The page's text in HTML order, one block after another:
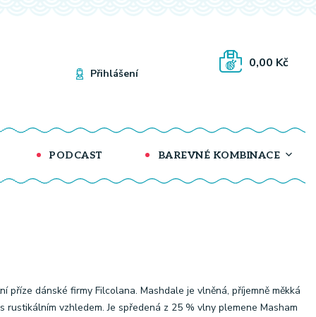
PODCAST BAREVNÉ KOMBINACE
Přihlášení
0,00 Kč
příze dánské firmy Filcolana. Mashdale je vlněná, příjemně měkká
rustikálním vzhledem. Je spředená z 25 % vlny plemene Masham